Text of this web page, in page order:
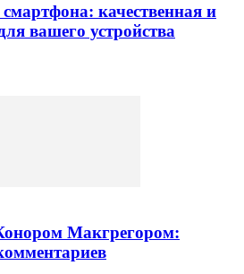
качественная и
вашего устройства
Макгрегором: